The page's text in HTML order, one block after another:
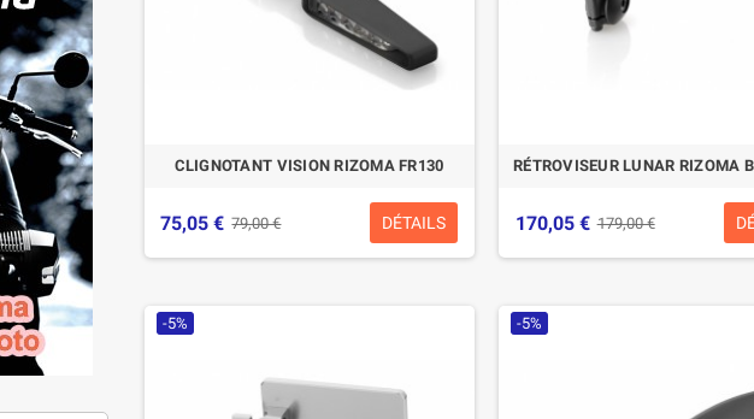
CLIGNOTANT VISION RIZOMA FR130
75,05 € 79,00 € DÉTAILS
RÉTROVISEUR LUNAR RIZOMA
170,05 € 179,00 €
-5% -5%